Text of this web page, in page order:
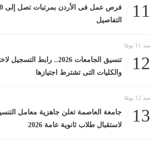
11
التفاصيل
منذ 11 يومًا
12
تنسيق الجامعات 2026.. رابط
والكليات التى تشترط اجتيازها
منذ 12 يومًا
13
جامعة العاصمة تعلن جاهزية معامل
لاستقبال طلاب ثانوية عامة 2026